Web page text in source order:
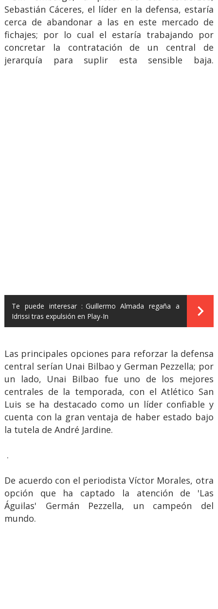
Sebastián Cáceres, el líder en la defensa, estaría
cerca de abandonar a las en este mercado de
fichajes; por lo cual el estaría trabajando por
concretar la contratación de un central de
jerarquía para suplir esta sensible baja.
Te puede interesar : Guillermo Almada regaña a
Idrissi tras expulsión en Play-In
Las principales opciones para reforzar la defensa
central serían Unai Bilbao y German Pezzella; por
un lado, Unai Bilbao fue uno de los mejores
centrales de la temporada, con el Atlético San
Luis se ha destacado como un líder confiable y
cuenta con la gran ventaja de haber estado bajo
la tutela de André Jardine.
.
De acuerdo con el periodista Víctor Morales, otra
opción que ha captado la atención de 'Las
Águilas' Germán Pezzella, un campeón del
mundo.